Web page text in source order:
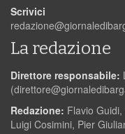
Scrivici
La redazione
Direttore responsabile:
(
Redazione: Flavio
Luigi Cosimini, Pier